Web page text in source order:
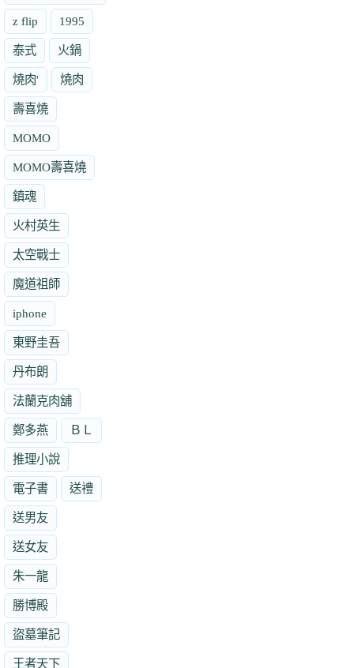
z flip 1995
泰式 火鍋
燒肉' 燒肉
壽喜燒
MOMO
MOMO壽喜燒
鎮魂
火村英生
太空戰士
魔道祖師
iphone
東野圭吾
丹布朗
法蘭克肉舖
鄭多燕 ＢＬ
推理小說
電子書 送禮
送男友
送女友
朱一龍
勝博殿
盜墓筆記
王者天下